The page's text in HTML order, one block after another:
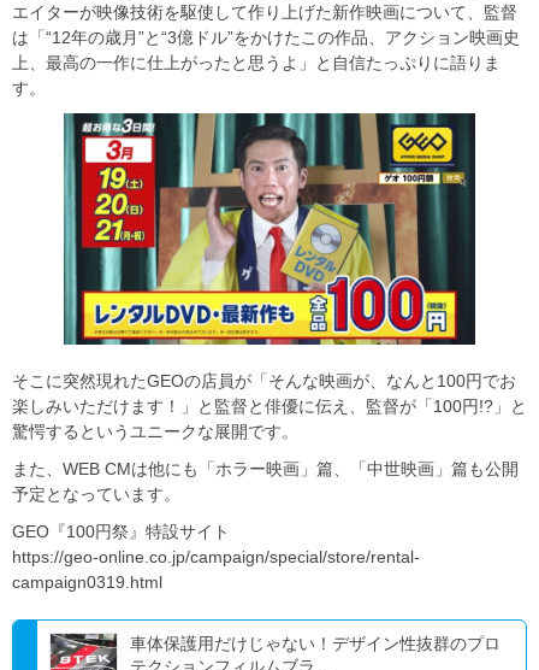
エイターが映像技術を駆使して作り上げた新作映画について、監督
は「“12年の歳月”と“3億ドル”をかけたこの作品、アクション映画史
上、最高の一作に仕上がったと思うよ」と自信たっぷりに語りま
す。
そこに突然現れたGEOの店員が「そんな映画が、なんと100円でお
楽しみいただけます！」と監督と俳優に伝え、監督が「100円!?」と
驚愕するというユニークな展開です。
また、WEB CMは他にも「ホラー映画」篇、「中世映画」篇も公開
予定となっています。
GEO『100円祭』特設サイト
https://geo-online.co.jp/campaign/special/store/rental-
campaign0319.html
車体保護用だけじゃない！デザイン性抜群のプロ